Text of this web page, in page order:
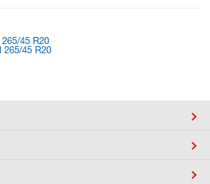
265/45 R20
265/45 R20